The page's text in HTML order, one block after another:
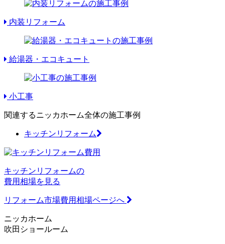
内装リフォーム
給湯器・エコキュート
小工事
関連するニッカホーム全体の施工事例
キッチンリフォーム
キッチンリフォームの
費用相場を見る
リフォーム市場費用相場ページへ
ニッカホーム
吹田ショールーム